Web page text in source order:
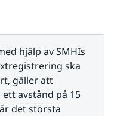
hjälp av SMHIs
ska
gäller att
avstånd på 15
det största